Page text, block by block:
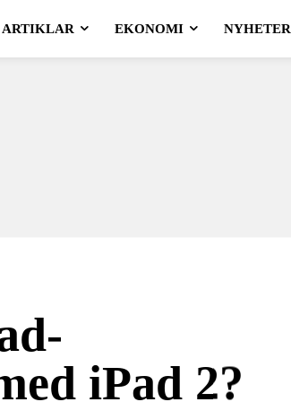
ARTIKLAR EKONOMI NYHETER
iPad 2?